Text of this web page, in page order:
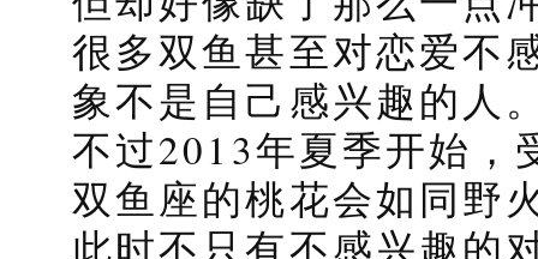
很多双鱼甚至对恋爱不
象不是自己感兴趣的人
不过2013年夏季开始，
双鱼座的桃花会如同野
此时不只有不感兴趣的